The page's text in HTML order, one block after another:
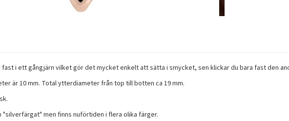
i ett gångjärn vilket gör det mycket enkelt att sätta i smycket, sen klickar du bara fast den
är 10 mm. Total ytterdiameter från top till botten ca 19 mm.
men finns nuförtiden i flera olika färger.